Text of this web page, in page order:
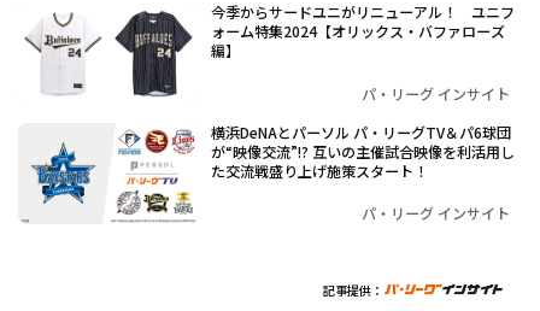
今季からサードユニがリニューアル！ ユニフ
ォーム特集2024【オリックス・バファローズ
編】
パ・リーグ インサイト
横浜DeNAとパーソル パ・リーグTV＆パ6球団
が“映像交流”!? 互いの主催試合映像を利活用し
た交流戦盛り上げ施策スタート！
パ・リーグ インサイト
記事提供：